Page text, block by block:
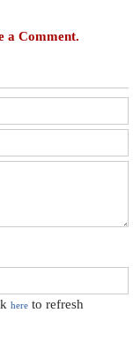
a Comment.
here to refresh